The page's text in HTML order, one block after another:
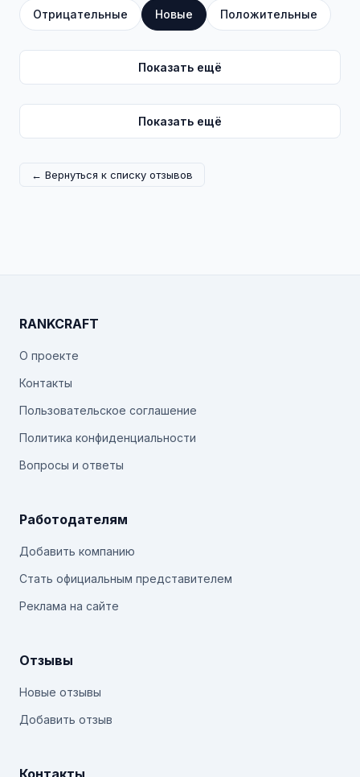
Отрицательные Новые Положительные
Показать ещё
Показать ещё
← Вернуться к списку отзывов
RANKCRAFT
О проекте
Контакты
Пользовательское соглашение
Политика конфиденциальности
Вопросы и ответы
Работодателям
Добавить компанию
Стать официальным представителем
Реклама на сайте
Отзывы
Новые отзывы
Добавить отзыв
Контакты